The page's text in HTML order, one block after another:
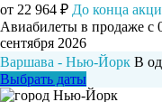
от 22 964 ₽ До конца
Авиабилеты в продаже с
сентября 2026
Варшава - Нью-Йорк В
Выбрать даты